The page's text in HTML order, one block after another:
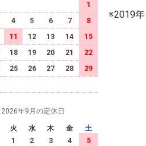
1
4 5 6 7
8
11 12 13 14
15
18 19 20 21
22
25 26 27 28
29
2026年9月の定休日
火 水 木 金
土
1
2 3 4
5
※2019